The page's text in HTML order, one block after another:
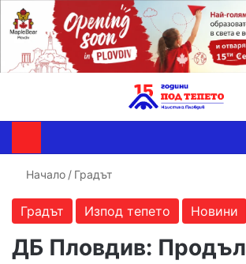
Начало / Градът
Градът Изпод тепето Новини
ДБ Пловдив: